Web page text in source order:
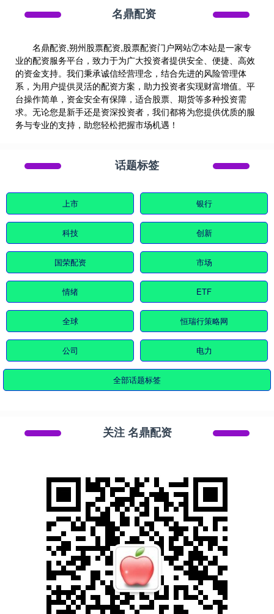
名鼎配资
名鼎配资,朔州股票配资,股票配资门户网站⑦本站是一家专
业的配资服务平台，致力于为广大投资者提供安全、便捷、高效
的资金支持。我们秉承诚信经营理念，结合先进的风险管理体
系，为用户提供灵活的配资方案，助力投资者实现财富增值。平
台操作简单，资金安全有保障，适合股票、期货等多种投资需
求。无论您是新手还是资深投资者，我们都将为您提供优质的服
务与专业的支持，助您轻松把握市场机遇！
话题标签
上市 银行
科技 创新
国荣配资 市场
情绪 ETF
全球 恒瑞行策略网
公司 电力
全部话题标签
关注 名鼎配资